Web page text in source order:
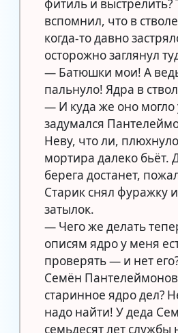
фитиль и выстрелить?
вспомнил, что в
когда-то давно
осторожно заглянул
— Батюшки мои! А
пальнуло! Ядра в
— И куда же оно могло
задумался
Неву, что ли,
мортира далеко бьёт.
берега достанет,
Старик снял фуражку
затылок.
— Чего же делать
описям ядро у меня
проверять — и нет
Семён
старинное ядро дел?
надо найти! У деда
семьдесят лет службы